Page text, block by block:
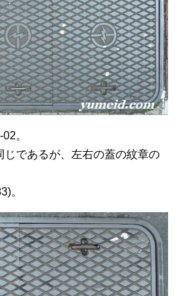
。
じであるが、左右の蓋の紋章の
。